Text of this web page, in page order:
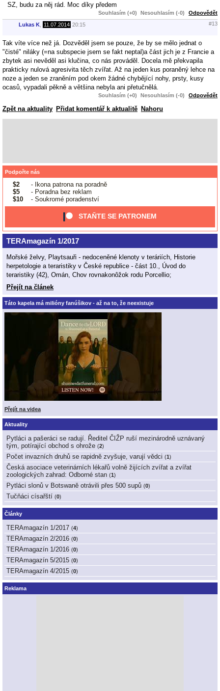
SZ, budu za něj rád. Moc díky předem
Souhlasím (+0) Nesouhlasím (-0) Odpovědět
Lukas K 11.07.2014 20:15 #13
Tak víte více než já. Dozvěděl jsem se pouze, že by se mělo jednat o
"čisté" niláky (=na subspecie jsem se fakt neptal)a část jich je z Francie a
zbytek asi nevěděl asi klučina, co nás prováděl. Docela mě překvapila
prakticky nulová agresivita těch zvířat. Až na jeden kus poraněný lehce na
noze a jeden se zraněním pod okem žádné chybějící nohy, prsty, kusy
ocasů, vypadali pěkně a většina nebyla ani přetučnělá.
Souhlasím (+0) Nesouhlasím (-0) Odpovědět
Zpět na aktuality Přidat komentář k aktualitě Nahoru
Podpořte nás
$2
- Ikona patrona na poradně
$5
- Poradna bez reklam
$10
- Soukromé poradenství
STAŇTE SE PATRONEM
TERAmagazín 1/2017
Mořské želvy, Playtsauři - nedoceněné klenoty v teráriích, Historie
herpetologie a teraristiky v České republice - část 10., Úvod do
teraristiky (42), Omán, Chov rovnakonôžok rodu Porcellio;
Přejít na článek
Táto kapela má milióny fanúšikov - až na to, že neexistuje
Přejít na videa
Aktuality
Pytláci a pašeráci se radují. Ředitel ČIŽP ruší mezinárodně uznávaný
tým, potírající obchod s ohrože (2)
Počet invazních druhů se rapidně zvyšuje, varují vědci (1 )
Česká asociace veterinárních lékařů volně žijících zvířat a zvířat
zoologických zahrad: Odborné stan (1 )
Pytláci slonů v Botswaně otrávili přes 500 supů (0)
Tučňáci císařští (0)
Články
TERAmagazín 1/2017 (4)
TERAmagazín 2/2016 (0)
TERAmagazín 1/2016 (0)
TERAmagazín 5/2015 (0)
TERAmagazín 4/2015 (0)
Reklama